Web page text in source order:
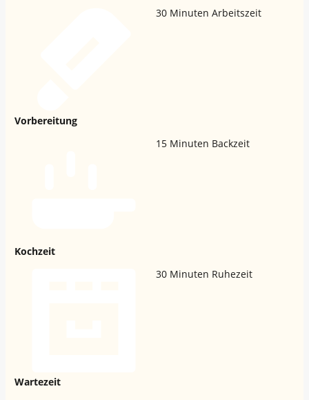
Vorbereitung
30 Minuten Arbeitszeit
Kochzeit
15 Minuten Backzeit
Wartezeit
30 Minuten Ruhezeit